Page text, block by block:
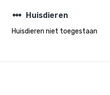
steppers Huisdieren
Huisdieren niet toegestaan